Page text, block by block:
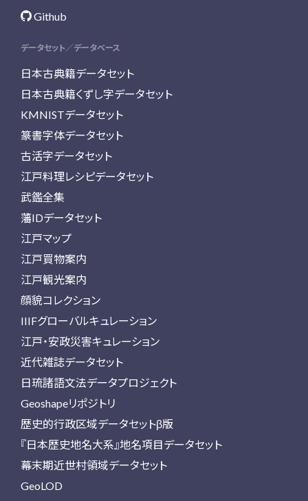
Github
データセット／データベース
日本古典籍データセット
日本古典籍くずし字データセット
KMNISTデータセット
篆書字体データセット
古活字データセット
江戸料理レシピデータセット
武鑑全集
藩IDデータセット
江戸マップ
江戸買物案内
江戸観光案内
顔貌コレクション
IIIFグローバルキュレーション
江戸・安政災害キュレーション
近代雑誌データセット
日琉諸語文法データプロジェクト
Geoshapeリポジトリ
歴史的行政区域データセットβ版
『日本歴史地名大系』地名項目データセット
幕末期近世村領域データセット
GeoLOD